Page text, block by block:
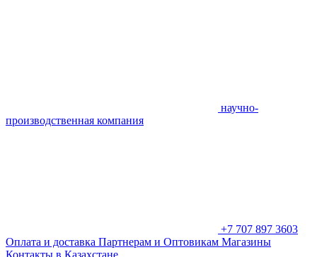
научно-
производственная компания
+7 707 897 3603
Оплата и доставка Партнерам и Оптовикам Магазины
Контакты в Казахстане